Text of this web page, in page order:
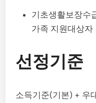
기초생활보장수
가족 지원대상자
선정기준
소득기준(기본) + 우